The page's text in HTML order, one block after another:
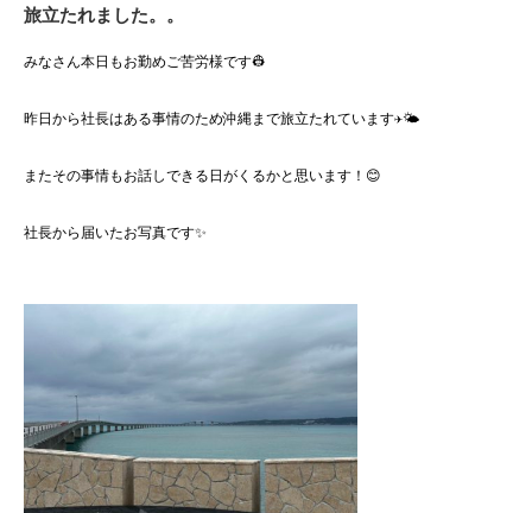
旅立たれました。。
みなさん本日もお勤めご苦労様です👷
昨日から社長はある事情のため沖縄まで旅立たれています✈🌤
またその事情もお話しできる日がくるかと思います！😊
社長から届いたお写真です✨